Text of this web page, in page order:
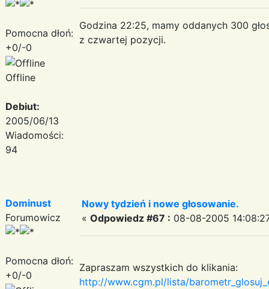
Pomocna dłoń:
+0/-0
Offline
Debiut:
2005/06/13
Wiadomości:
94
Godzina 22:25, mamy oddanych 300
z czwartej pozycji.
Dominust
Forumowicz
Pomocna dłoń:
+0/-0
Nowy tydzień i nowe głosowanie.
« Odpowiedz #67 : 08-08-2005
Zapraszam wszystkich do klikania:
http://www.cgm.pl/lista/